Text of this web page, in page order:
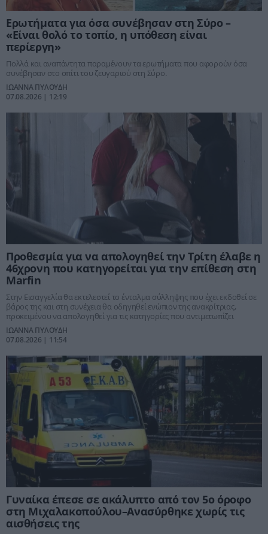
Ερωτήματα για όσα συνέβησαν στη Σύρο –
«Είναι θολό το τοπίο, η υπόθεση είναι
περίεργη»
Πολλά και αναπάντητα παραμένουν τα ερωτήματα που αφορούν όσα
συνέβησαν στο σπίτι του ζευγαριού στη Σύρο.
ΙΩΑΝΝΑ ΠΥΛΟΥΔΗ
07.08.2026 | 12:19
Προθεσμία για να απολογηθεί την Τρίτη έλαβε η
46χρονη που κατηγορείται για την επίθεση στη
Marfin
Στην Εισαγγελία θα εκτελεστεί το ένταλμα σύλληψης που έχει εκδοθεί σε
βάρος της και στη συνέχεια θα οδηγηθεί ενώπιον της ανακρίτριας,
προκειμένου να απολογηθεί για τις κατηγορίες που αντιμετωπίζει
ΙΩΑΝΝΑ ΠΥΛΟΥΔΗ
07.08.2026 | 11:54
Γυναίκα έπεσε σε ακάλυπτο από τον 5ο όροφο
στη Μιχαλακοπούλου–Ανασύρθηκε χωρίς τις
αισθήσεις της